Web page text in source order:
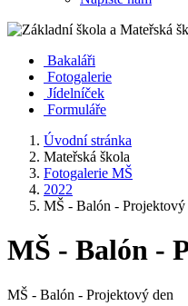
Bakaláři
Fotogalerie
Jídelníček
Formuláře
Úvodní stránka
Mateřská škola
Fotogalerie MŠ
2022
MŠ - Balón - Projektový
MŠ - Balón -
MŠ - Balón - Projektový den